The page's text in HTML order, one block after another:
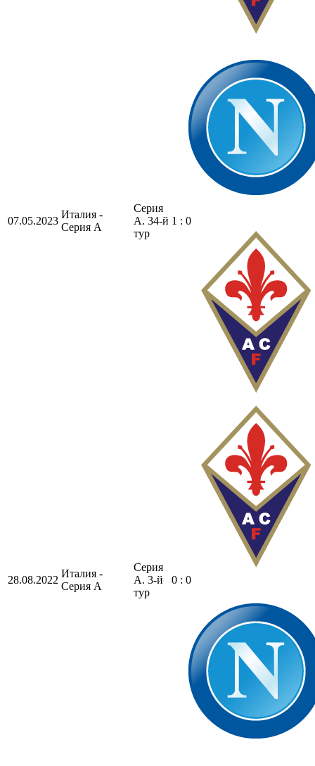
07.05.2023
Италия -
Серия А
Серия
А. 34-й
тур
1 : 0
28.08.2022
Италия -
Серия А
Серия
А. 3-й
тур
0 : 0